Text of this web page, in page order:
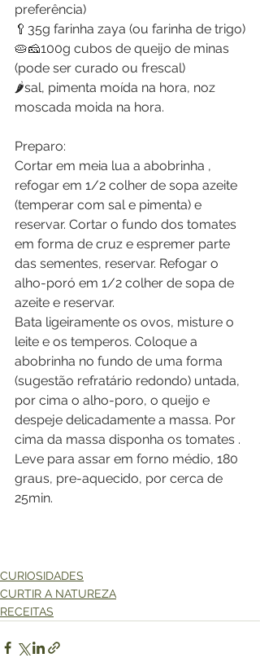
preferência)
🥄35g farinha zaya (ou farinha de trigo)
🥧🧀100g cubos de queijo de minas
(pode ser curado ou frescal)
🌶sal, pimenta moída na hora, noz
moscada moida na hora.
Preparo:
Cortar em meia lua a abobrinha ,
refogar em 1/2 colher de sopa azeite
(temperar com sal e pimenta) e
reservar. Cortar o fundo dos tomates
em forma de cruz e espremer parte
das sementes, reservar. Refogar o
alho-poró em 1/2 colher de sopa de
azeite e reservar.
Bata ligeiramente os ovos, misture o
leite e os temperos. Coloque a
abobrinha no fundo de uma forma
(sugestão refratário redondo) untada,
por cima o alho-poro, o queijo e
despeje delicadamente a massa. Por
cima da massa disponha os tomates .
Leve para assar em forno médio, 180
graus, pre-aquecido, por cerca de
25min.
CURIOSIDADES
CURTIR A NATUREZA
RECEITAS